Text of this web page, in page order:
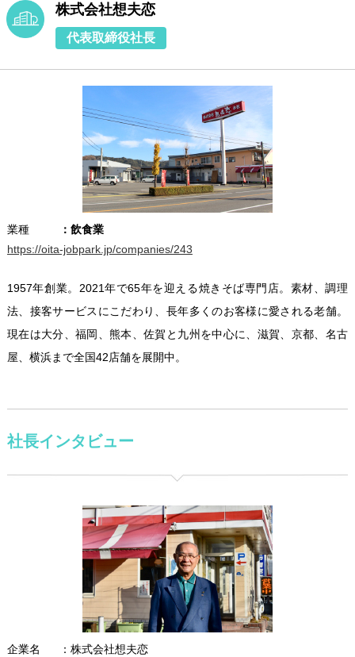
株式会社想夫恋
代表取締役社長
業種
飲食業
https://oita-jobpark.jp/companies/243
1957年創業。2021年で65年を迎える焼きそば専門店。素材、調理
法、接客サービスにこだわり、長年多くのお客様に愛される老舗。
現在は大分、福岡、熊本、佐賀と九州を中心に、滋賀、京都、名古
屋、横浜まで全国42店舗を展開中。
社長インタビュー
企業名
株式会社想夫恋